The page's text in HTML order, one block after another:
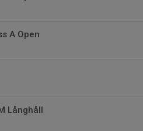
A Open
Långhåll